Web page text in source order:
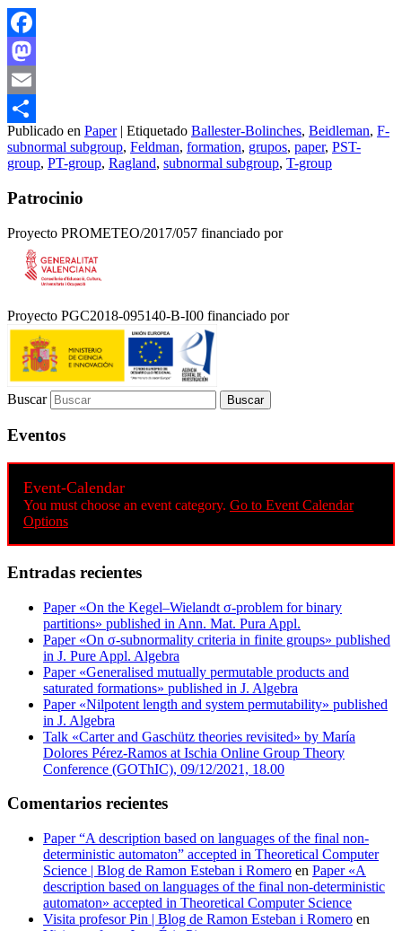
Facebook
Mastodon
Email
Compartir
Publicado en Paper | Etiquetado Ballester-Bolinches, Beidleman, F-
subnormal subgroup, Feldman, formation, grupos, paper, PST-
group, PT-group, Ragland, subnormal subgroup, T-group
Patrocinio
Proyecto PROMETEO/2017/057 financiado por
Proyecto PGC2018-095140-B-I00 financiado por
Buscar
Eventos
Event-Calendar
You must choose an event category. Go to Event Calendar
Options
Entradas recientes
Paper «On the Kegel–Wielandt σ‐problem for binary
partitions» published in Ann. Mat. Pura Appl.
Paper «On σ-subnormality criteria in finite groups» published
in J. Pure Appl. Algebra
Paper «Generalised mutually permutable products and
saturated formations» published in J. Algebra
Paper «Nilpotent length and system permutability» published
in J. Algebra
Talk «Carter and Gaschütz theories revisited» by María
Dolores Pérez-Ramos at Ischia Online Group Theory
Conference (GOThIC), 09/12/2021, 18.00
Comentarios recientes
Paper “A description based on languages of the final non-
deterministic automaton” accepted in Theoretical Computer
Science | Blog de Ramon Esteban i Romero en Paper «A
description based on languages of the final non-deterministic
automaton» accepted in Theoretical Computer Science
Visita profesor Pin | Blog de Ramon Esteban i Romero en